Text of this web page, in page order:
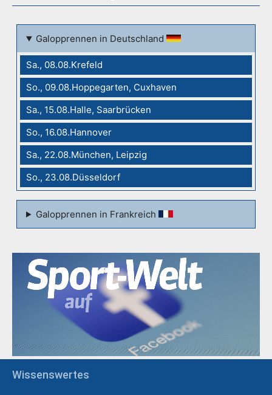
Galopprennen in Deutschland
Sa., 08.08.Krefeld
So., 09.08.Hoppegarten, Cuxhaven
Sa., 15.08.Halle, Saarbrücken
So., 16.08.Hannover
Sa., 22.08.München, Leipzig
So., 23.08.Düsseldorf
Galopprennen in Frankreich
Wissenswertes